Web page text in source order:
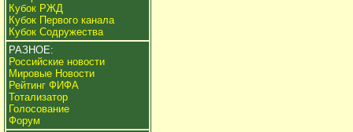
Кубок РЖД
Кубок Первого канала
Кубок Содружества
РАЗНОЕ:
Российские новости
Мировые Новости
Рейтинг ФИФА
Тотализатор
Голосование
Форум